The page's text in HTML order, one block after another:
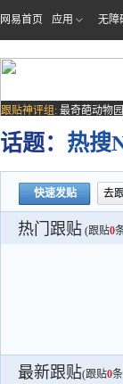
网易首页 应用 无障
跟贴神评组: 最奇葩动物
场子
话题： 热搜
快速发贴 去
热门跟贴 (跟贴0
最新跟贴(跟贴0